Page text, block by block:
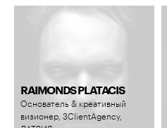
RAIMONDS PLATACIS
Основатель & креативный
визионер, 3ClientAgency,